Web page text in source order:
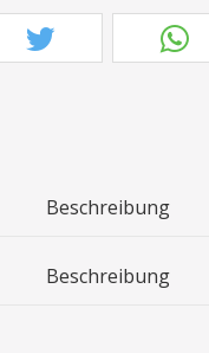
Beschreibung
Beschreibung